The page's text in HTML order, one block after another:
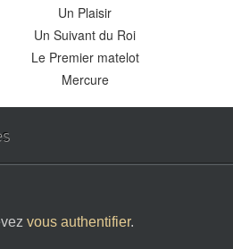
Un Plaisir
Un Suivant du Roi
Le Premier matelot
Mercure
vous authentifier.